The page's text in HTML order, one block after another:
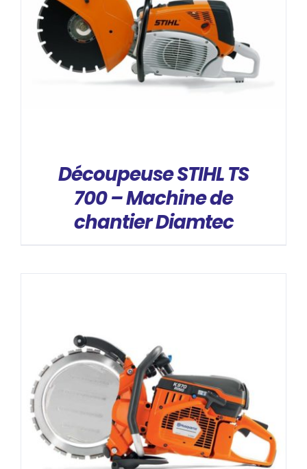
DÉTAILS
Découpeuse STIHL TS
700 – Machine de
chantier Diamtec
DÉTAILS